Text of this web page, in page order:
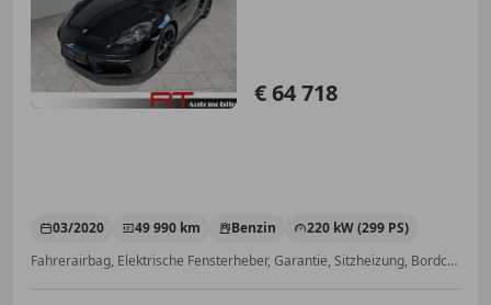
€ 64 718
03/2020 49 990 km Benzin
220 kW (299 PS)
Fahrerairbag, Elektrische Fensterheber, Garantie, Sitzheizung, Bordcomputer, Scheckheftgepflegt, Schaltwippen, Elektrische Seitenspiegel